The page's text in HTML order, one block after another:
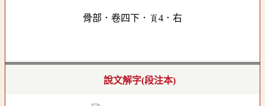
骨部．卷四下．頁4．右
說文解字(段注本)